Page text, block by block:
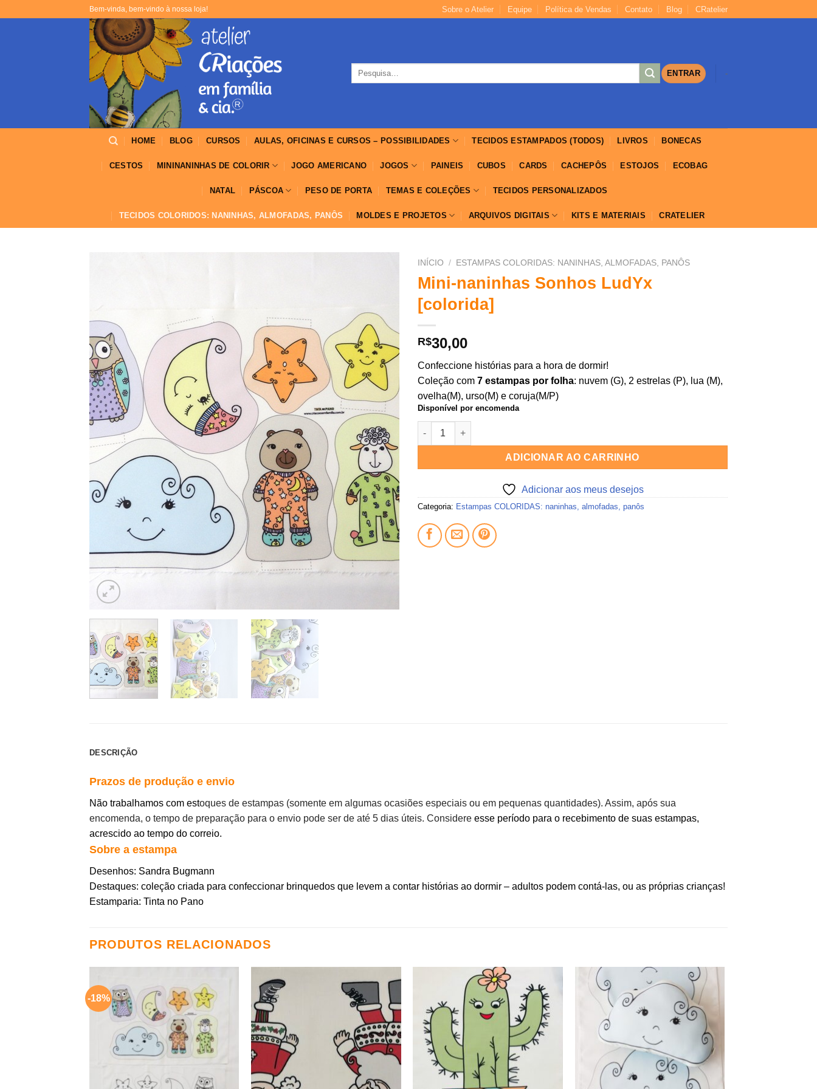
Bem-vinda, bem-vindo à nossa loja! Sobre o Atelier Equipe Política de Vendas Contato Blog CRatelier
por:
ENTRAR -
HOME BLOG CURSOS AULAS, OFICINAS E CURSOS – POSSIBILIDADES TECIDOS ESTAMPADOS (TODOS) LIVROS BONECAS
CESTOS MININANINHAS DE COLORIR JOGO AMERICANO JOGOS PAINEIS CUBOS CARDS CACHEPÔS ESTOJOS ECOBAG
NATAL PÁSCOA PESO DE PORTA TEMAS E COLEÇÕES TECIDOS PERSONALIZADOS
TECIDOS COLORIDOS: NANINHAS, ALMOFADAS, PANÔS MOLDES E PROJETOS ARQUIVOS DIGITAIS KITS E MATERIAIS CRATELIER
meus
desejos
INÍCIO / ESTAMPAS COLORIDAS: NANINHAS, ALMOFADAS, PANÔS
Mini-naninhas Sonhos LudYx
[colorida]
R$30,00
Confeccione histórias para a hora de dormir!
Coleção com 7 estampas por folha: nuvem (G), 2 estrelas (P), lua (M),
ovelha(M), urso(M) e coruja(M/P)
Disponível por encomenda
Mini-naninhas Sonhos LudYx [colorida] quantidade
ADICIONAR AO CARRINHO
Adicionar aos meus desejos
Categoria: Estampas COLORIDAS: naninhas, almofadas, panôs
DESCRIÇÃO
Prazos de produção e envio
Não trabalhamos com estoques de estampas (somente em algumas ocasiões especiais ou em pequenas quantidades). Assim, após sua
encomenda, o tempo de preparação para o envio pode ser de até 5 dias úteis. Considere esse período para o recebimento de suas estampas,
acrescido ao tempo do correio.
Sobre a estampa
Desenhos: Sandra Bugmann
Destaques: coleção criada para confeccionar brinquedos que levem a contar histórias ao dormir – adultos podem contá-las, ou as próprias crianças!
Estamparia: Tinta no Pano
PRODUTOS RELACIONADOS
-18%
Adicionar
aos
meus
desejos
Adicionar
aos
meus
desejos
Adicionar
aos
meus
desejos
Adicionar
aos
meus
desejos